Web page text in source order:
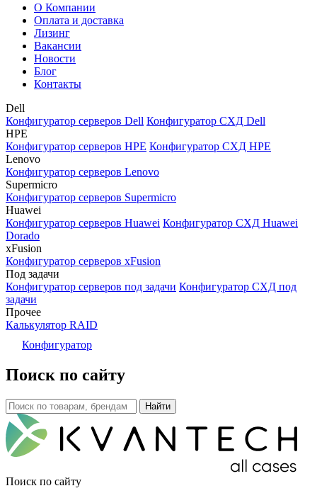
О Компании
Оплата и доставка
Лизинг
Вакансии
Новости
Блог
Контакты
Dell
Конфигуратор серверов Dell Конфигуратор СХД Dell
HPE
Конфигуратор серверов HPE Конфигуратор СХД HPE
Lenovo
Конфигуратор серверов Lenovo
Supermicro
Конфигуратор серверов Supermicro
Huawei
Конфигуратор серверов Huawei Конфигуратор СХД Huawei
Dorado
xFusion
Конфигуратор серверов xFusion
Под задачи
Конфигуратор серверов под задачи Конфигуратор СХД под
задачи
Прочее
Калькулятор RAID
Конфигуратор
Поиск по сайту
Поиск по сайту